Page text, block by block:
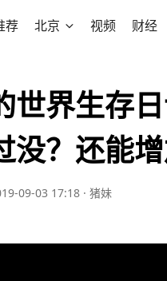
荐 北京 视频 财经
世界生存
没？还能增
09-03 17:18 · 猪妹